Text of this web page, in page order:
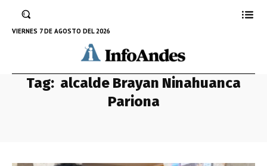
VIERNES 7 DE AGOSTO DEL 2026
Tag: alcalde Brayan Ninahuanca
Pariona